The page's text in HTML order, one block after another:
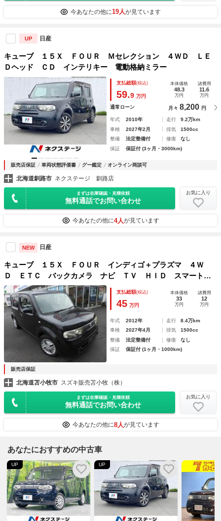
今あなたの他に19人が見ています
UP 日産
キューブ １５Ｘ ＦＯＵＲ Ｍセレクション ４ＷＤ ＬＥ
Ｄヘッド ＣＤ インテリキー 電動格納ミラー
支払総額(税込)
59.9 万円
本体価格
48.3
万円
諸費用
11.6
万円
通常ローン 月々 8,200 円
年式 2010年 走行
9.2万km
車検
2027年2月 排気
1500cc
整備
法定整備付 修復
なし
保証
保証付 (3ヶ月・3000km)
販売店保証 車両状態評価書 グー鑑定 オンライン商談可
北海道釧路市 ネクステージ 釧路店
まずは在庫確認・見積依頼
無料通話でお問い合わせ
お気に入り
今あなたの他に4人が見ています
NEW 日産
キューブ １５Ｘ ＦＯＵＲ インディゴ＋プラズマ ４Ｗ
Ｄ ＥＴＣ バックカメラ ナビ ＴＶ ＨＩＤ スマートキ
ー 電動格納ミラー ベンチシート ＣＶＴ Ｂｌｕｅｔｏｏ
ｔｈ 盗難防止システム 衝突安全ボディ ＡＢＳ エアコ
ン パワーステアリング
支払総額(税込)
45 万円
本体価格
33
万円
諸費用
12
万円
年式 2012年 走行
8.4万km
車検
2027年4月 排気
1500cc
整備
法定整備付 修復
なし
保証
保証付 (1ヶ月・1000km)
販売店保証
北海道苫小牧市 スズキ販売苫小牧（株）
まずは在庫確認・見積依頼
無料通話でお問い合わせ
お気に入り
今あなたの他に8人が見ています
あなたにおすすめの中古車
UP UP